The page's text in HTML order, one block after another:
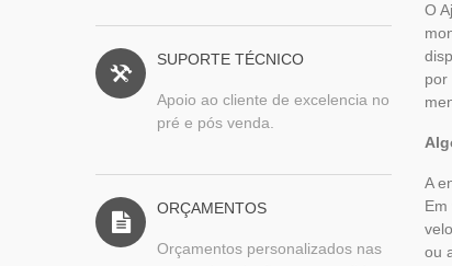
SUPORTE TÉCNICO
Apoio ao cliente de excelencia no
pré e pós venda.
ORÇAMENTOS
Orçamentos personalizados nas
O
por
A
ou